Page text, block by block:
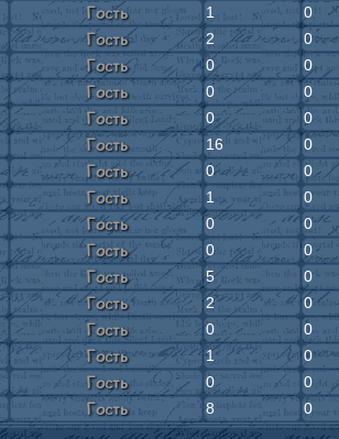
Гость 1 0
Гость 2 0
Гость 0 0
Гость 0 0
Гость 0 0
Гость 16 0
Гость 0 0
Гость 1 0
Гость 0 0
Гость 0 0
Гость 5 0
Гость 2 0
Гость 0 0
Гость 1 0
Гость 0 0
Гость 8 0